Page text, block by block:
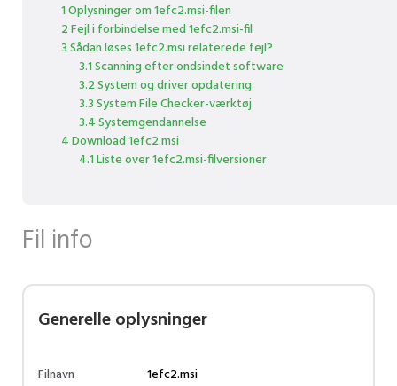
1 Oplysninger om 1efc2.msi-filen
2 Fejl i forbindelse med 1efc2.msi-fil
3 Sådan løses 1efc2.msi relaterede fejl?
3.1 Scanning efter ondsindet software
3.2 System og driver opdatering
3.3 System File Checker-værktøj
3.4 Systemgendannelse
4 Download 1efc2.msi
4.1 Liste over 1efc2.msi-filversioner
Fil info
Generelle oplysninger
Filnavn
1efc2.msi